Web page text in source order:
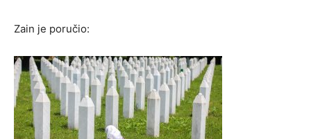
Zain je poručio: